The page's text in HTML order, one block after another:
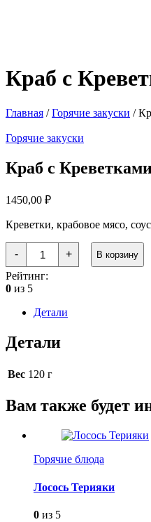
Краб с
Главная /Горячие закуски /
Горячие закуски
Краб с
1450,00 ₽
Креветки, крабовое мясо,
-
Количество
товара
Краб
с
Креветками
+ В корзину
Рейтинг:
0 из 5
Детали
Детали
Вес 120 г
Вам также будет
Горячие блюда
Лосось Терияки
0 из 5